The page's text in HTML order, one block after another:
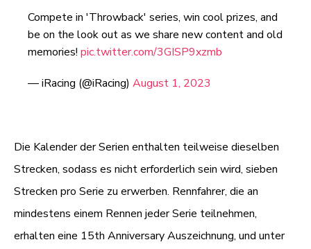
Compete in 'Throwback' series, win cool prizes, and
be on the look out as we share new content and old
memories! pic.twitter.com/3GISP9xzmb
— iRacing (@iRacing) August 1, 2023
Die Kalender der Serien enthalten teilweise dieselben
Strecken, sodass es nicht erforderlich sein wird, sieben
Strecken pro Serie zu erwerben. Rennfahrer, die an
mindestens einem Rennen jeder Serie teilnehmen,
erhalten eine 15th Anniversary Auszeichnung, und unter